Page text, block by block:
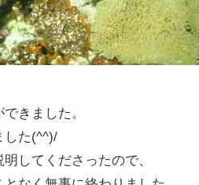
きました。
した(^^)/
してくださったので、